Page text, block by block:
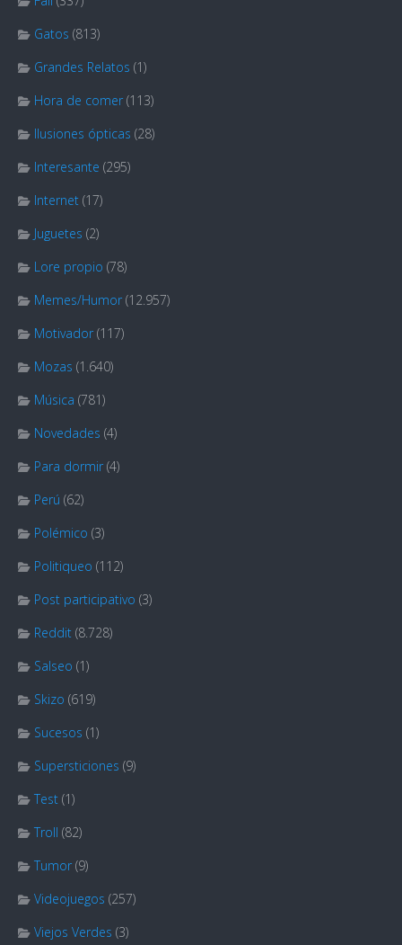
Gatos (813)
Grandes Relatos (1)
Hora de comer (113)
Ilusiones ópticas (28)
Interesante (295)
Internet (17)
Juguetes (2)
Lore propio (78)
Memes/Humor (12.957)
Motivador (117)
Mozas (1.640)
Música (781)
Novedades (4)
Para dormir (4)
Perú (62)
Polémico (3)
Politiqueo (112)
Post participativo (3)
Reddit (8.728)
Salseo (1)
Skizo (619)
Sucesos (1)
Supersticiones (9)
Test (1)
Troll (82)
Tumor (9)
Videojuegos (257)
Viejos Verdes (3)